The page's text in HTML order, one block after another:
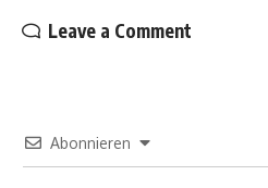
Leave a Comment
Abonnieren